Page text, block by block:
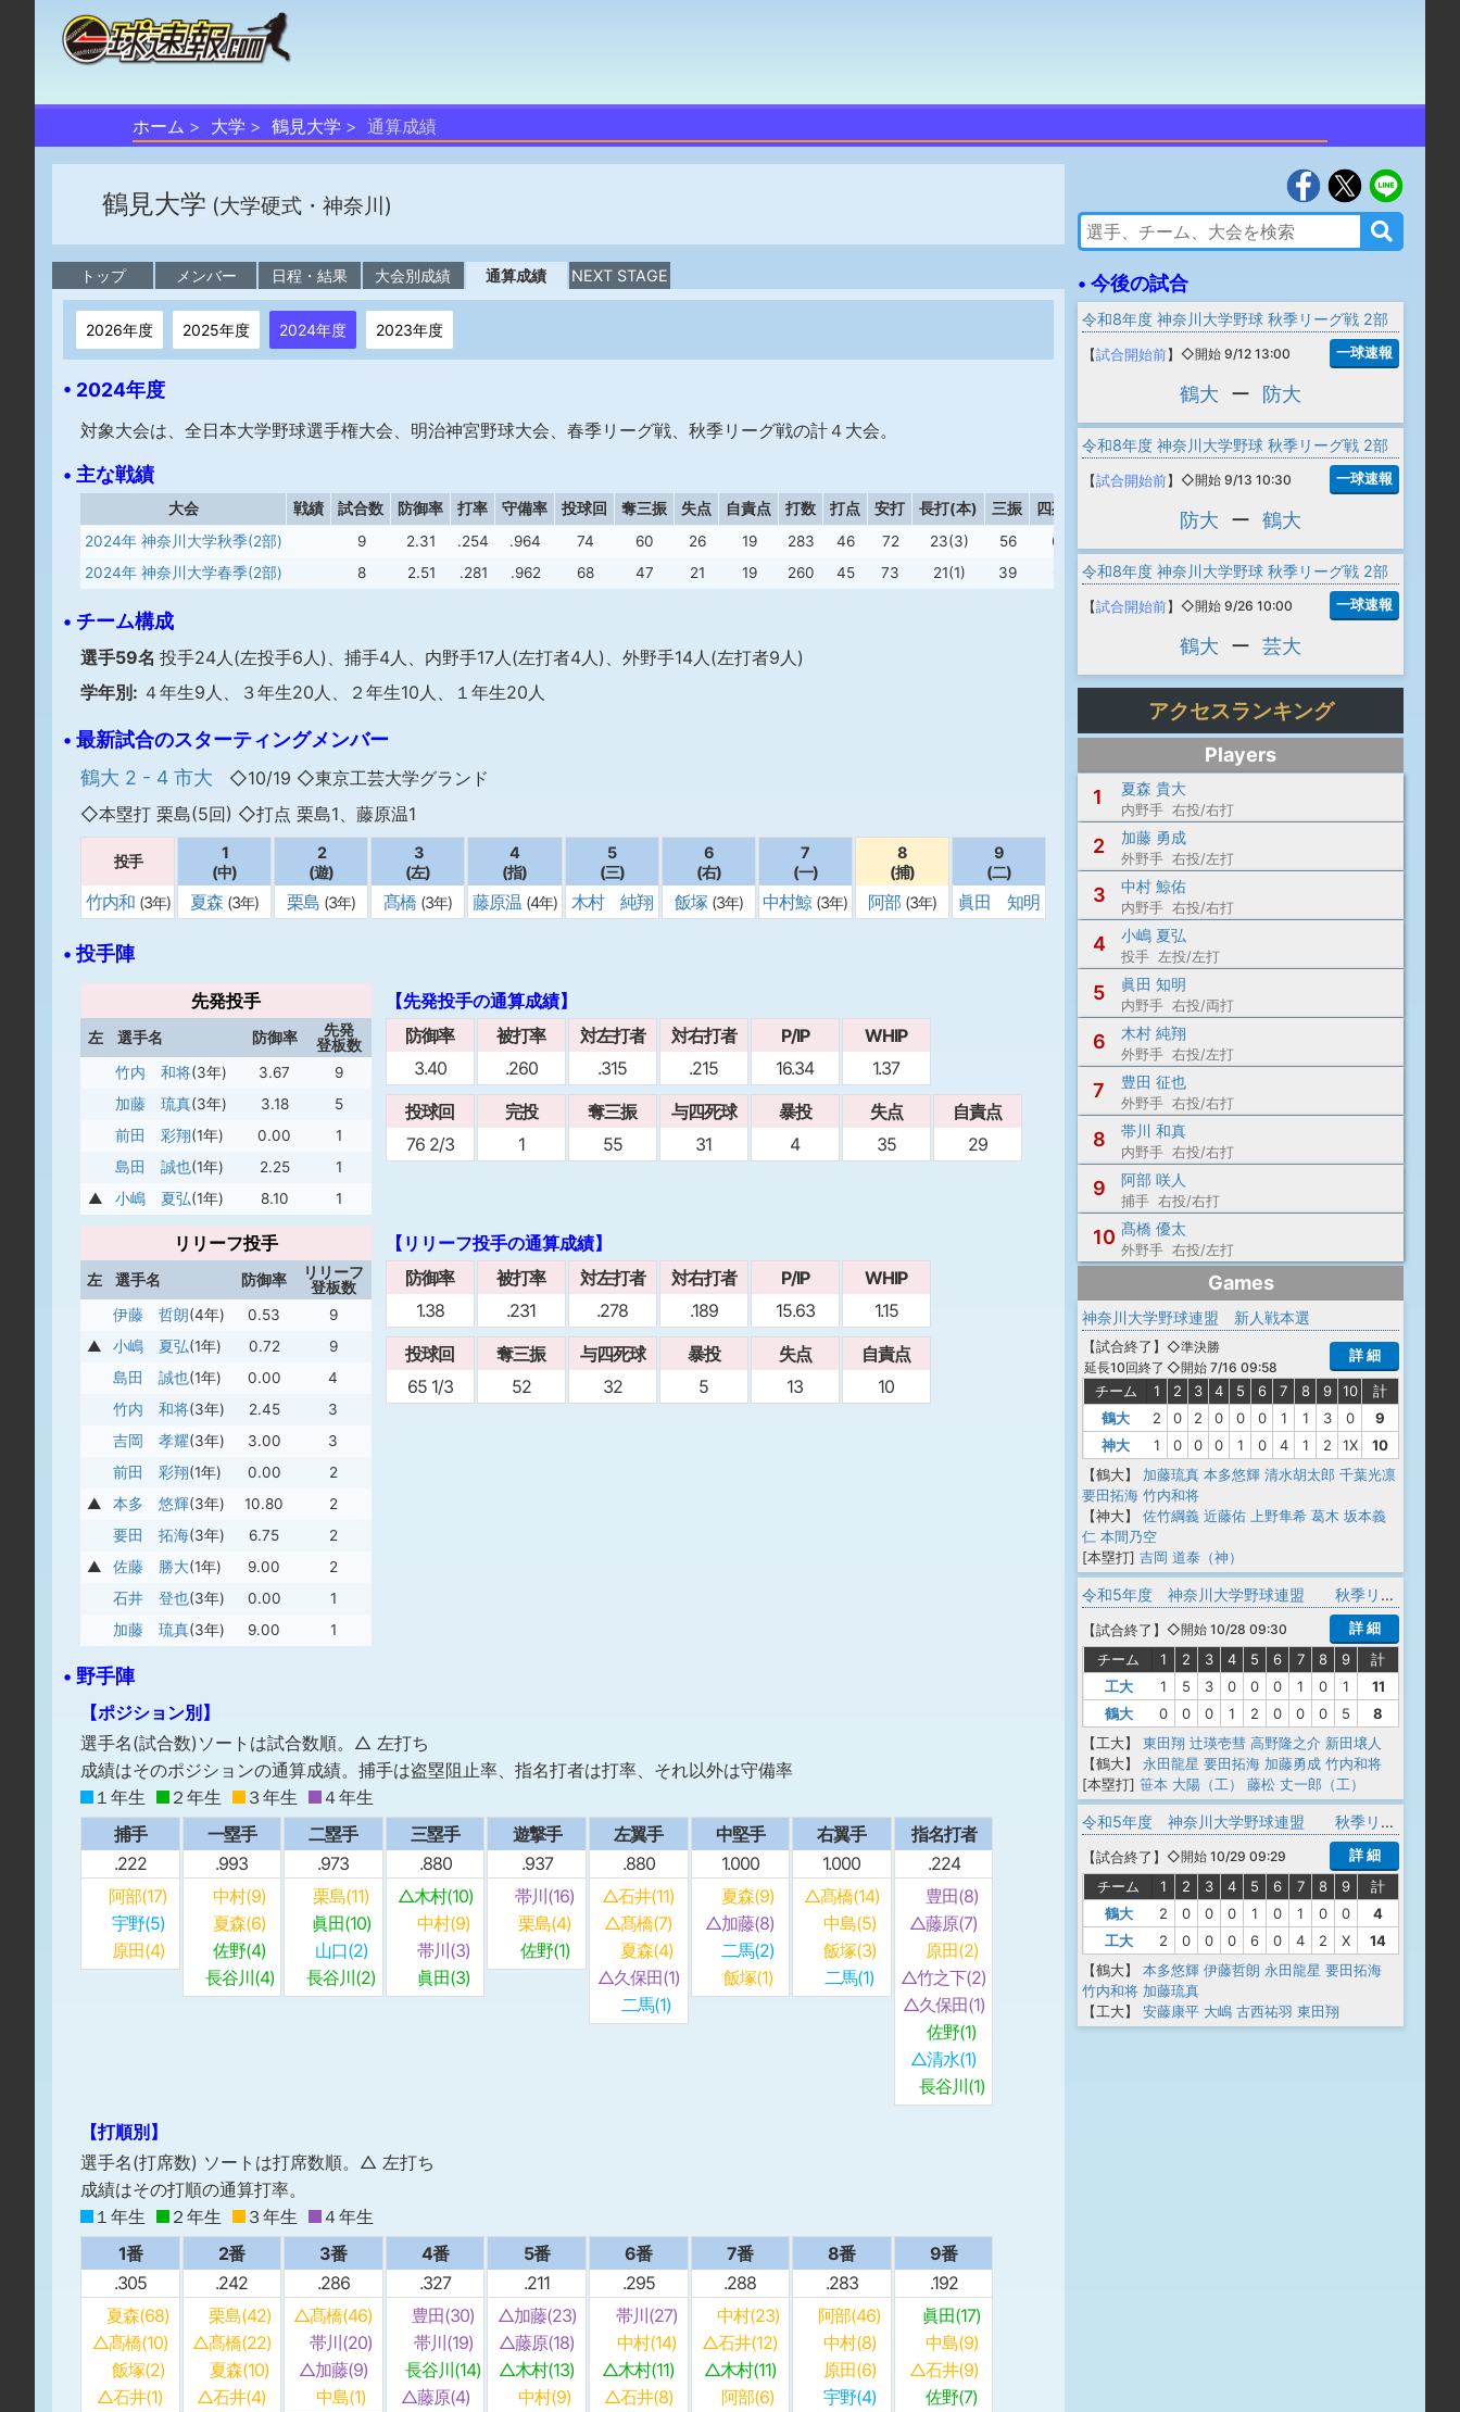
ホーム 大学 鶴見大学 通算成績
鶴見大学 (大学硬式・神奈川)
トップ メンバー 日程・結果 大会別成績 通算成績 NEXT STAGE
2026年度 2025年度 2024年度 2023年度
• 2024年度
対象大会は、全日本大学野球選手権大会、明治神宮野球大会、春季リーグ戦、秋季リーグ戦の計４大会。
• 主な戦績
大会 戦績 試合数 防御率 打率 守備率 投球回 奪三振 失点 自責点 打数 打点 安打 長打(本) 三振 四死球
2024年 神奈川大学秋季(2部)
9 2.31 .254 .964 74 60 26 19 283 46 72 23(3) 56 69
2024年 神奈川大学春季(2部)
8 2.51 .281 .962 68 47 21 19 260 45 73 21(1) 39 28 11
• チーム構成
選手59名 投手24人(左投手6人)、捕手4人、内野手17人(左打者4人)、外野手14人(左打者9人)
学年別: ４年生9人、３年生20人、２年生10人、１年生20人
• 最新試合のスターティングメンバー
鶴大 2 - 4 市大
◇10/19 ◇東京工芸大学グランド
◇本塁打 栗島(5回) ◇打点 栗島1、藤原温1
投手
竹内和 (3年)
1
(中)
夏森 (3年)
2
(遊)
栗島 (3年)
3
(左)
髙橋 (3年)
4
(指)
藤原温 (4年)
5
(三)
木村 純翔
6
(右)
飯塚 (3年)
7
(一)
中村鯨 (3年)
8
(捕)
阿部 (3年)
9
(二)
眞田 知明
• 投手陣
先発投手
左 選手名 防御率
先発
登板数
竹内 和将(3年) 3.67
9
加藤 琉真(3年) 3.18
5
前田 彩翔(1年) 0.00
1
島田 誠也(1年) 2.25
1
▲
小嶋 夏弘(1年) 8.10 1
【先発投手の通算成績】
防御率
3.40
被打率
.260
対左打者
.315
対右打者
.215
P/IP
16.34
WHIP
1.37
投球回
76 2/3
完投
1
奪三振
55
与四死球
31
暴投
4
失点
35
自責点
29
リリーフ投手
左 選手名 防御率
リリーフ
登板数
伊藤 哲朗(4年) 0.53
9
▲
小嶋 夏弘(1年) 0.72
9
島田 誠也(1年) 0.00
4
竹内 和将(3年) 2.45
3
吉岡 孝耀(3年) 3.00
3
前田 彩翔(1年) 0.00
2
▲
本多 悠輝(3年) 10.80
2
要田 拓海(3年) 6.75
2
▲
佐藤 勝大(1年) 9.00
2
石井 登也(3年) 0.00
1
加藤 琉真(3年) 9.00 1
【リリーフ投手の通算成績】
防御率
1.38
被打率
.231
対左打者
.278
対右打者
.189
P/IP
15.63
WHIP
1.15
投球回
65 1/3
奪三振
52
与四死球
32
暴投
5
失点
13
自責点
10
• 野手陣
【ポジション別】
選手名(試合数)ソートは試合数順。△ 左打ち
成績はそのポジションの通算成績。捕手は盗塁阻止率、指名打者は打率、それ以外は守備率
１年生
２年生 ３年生
４年生
捕手
.222
阿部(17)
宇野(5)
原田(4)
一塁手
.993
中村(9)
夏森(6)
佐野(4)
長谷川(4)
二塁手
.973
栗島(11)
眞田(10)
山口(2)
長谷川(2)
三塁手
.880
△木村(10)
中村(9)
帯川(3)
眞田(3)
遊撃手
.937
帯川(16)
栗島(4)
佐野(1)
左翼手
.880
△石井(11)
△髙橋(7)
夏森(4)
△久保田(1)
二馬(1)
中堅手
1.000
夏森(9)
△加藤(8)
二馬(2)
飯塚(1)
右翼手
1.000
△髙橋(14)
中島(5)
飯塚(3)
二馬(1)
指名打者
.224
豊田(8)
△藤原(7)
原田(2)
△竹之下(2)
△久保田(1)
佐野(1)
△清水(1)
長谷川(1)
【打順別】
選手名(打席数) ソートは打席数順。△ 左打ち
成績はその打順の通算打率。
１年生
２年生 ３年生
４年生
1番
.305
夏森(68)
△髙橋(10)
飯塚(2)
△石井(1)
2番
.242
栗島(42)
△髙橋(22)
夏森(10)
△石井(4)
3番
.286
△髙橋(46)
帯川(20)
△加藤(9)
中島(1)
4番
.327
豊田(30)
帯川(19)
長谷川(14)
△藤原(4)
5番
.211
△加藤(23)
△藤原(18)
△木村(13)
中村(9)
6番
.295
帯川(27)
中村(14)
△木村(11)
△石井(8)
7番
.288
中村(23)
△石井(12)
△木村(11)
阿部(6)
8番
.283
阿部(46)
中村(8)
原田(6)
宇野(4)
9番
.192
眞田(17)
中島(9)
△石井(9)
佐野(7)
• 今後の試合
令和8年度 神奈川大学野球 秋季リーグ戦 2部
【試合開始前】 ◇開始 9/12 13:00 一球速報
鶴大 ー 防大
令和8年度 神奈川大学野球 秋季リーグ戦 2部
【試合開始前】 ◇開始 9/13 10:30 一球速報
防大 ー 鶴大
令和8年度 神奈川大学野球 秋季リーグ戦 2部
【試合開始前】 ◇開始 9/26 10:00 一球速報
鶴大 ー 芸大
アクセスランキング
Players
1
夏森 貴大
内野手 右投/右打
2 加藤 勇成
外野手 右投/左打
3 中村 鯨佑
内野手 右投/右打
4 小嶋 夏弘
投手 左投/左打
5 眞田 知明
内野手 右投/両打
6 木村 純翔
外野手 右投/左打
7 豊田 征也
外野手 右投/右打
8 帯川 和真
内野手 右投/右打
9 阿部 咲人
捕手 右投/右打
10 髙橋 優太
外野手 右投/左打
Games
神奈川大学野球連盟 新人戦本選
【試合終了 】
延長10回終了
◇準決勝
◇開始 7/16 09:58
詳 細
チーム 1 2 3 4 5 6 7 8 9 10
計
鶴大
2 0 2 0 0 0 1 1 3 0
9
神大
1 0 0 0 1 0 4 1 2 1X
10
【鶴大】
加藤琉真 本多悠輝 清水胡太郎 千葉光凛
要田拓海 竹内和将
【神大】
佐竹綱義 近藤佑 上野隼希 葛木 坂本義
仁 本間乃空
[本塁打] 吉岡 道泰（神）
令和5年度 神奈川大学野球連盟 秋季リーグ戦 入れ替え戦
【試合終了 】 ◇開始 10/28 09:30
詳 細
チーム
1 2 3 4 5 6 7 8 9
計
工大
1 5 3 0 0 0 1 0 1
11
鶴大
0 0 0 1 2 0 0 0 5
8
【工大】
東田翔 辻瑛壱彗 高野隆之介 新田壌人
【鶴大】
永田龍星 要田拓海 加藤勇成 竹内和将
[本塁打] 笹本 大陽（工） 藤松 丈一郎（工）
令和5年度 神奈川大学野球連盟 秋季リーグ戦 入れ替え戦
【試合終了 】 ◇開始 10/29 09:29
詳 細
チーム
1 2 3 4 5 6 7 8 9
計
鶴大
2 0 0 0 1 0 1 0 0
4
工大
2 0 0 0 6 0 4 2 X
14
【鶴大】
本多悠輝 伊藤哲朗 永田龍星 要田拓海
竹内和将 加藤琉真
【工大】
安藤康平 大嶋 古西祐羽 東田翔